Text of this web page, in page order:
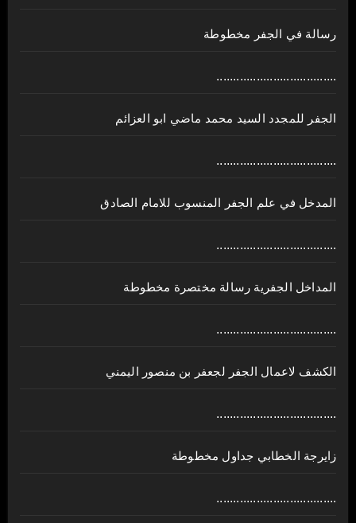
رسالة في الجفر مخطوطة
....................................
الجفر للمجدد السيد محمد ماضي ابو العزائم
....................................
المدخل في علم الجفر المنسوب للامام الصادق
....................................
المداخل الجفرية رسالة مختصرة مخطوطة
....................................
الكشف لاعمال الجفر لجعفر بن منصور اليمني
....................................
زايرجة الخطابي جداول مخطوطة
....................................